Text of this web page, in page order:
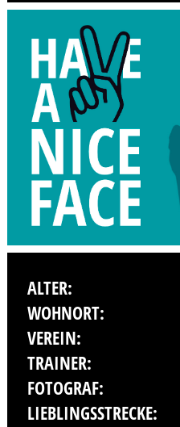
ALTER:
WOHNORT:
VEREIN:
TRAINER:
FOTOGRAF:
LIEBLINGSSTRECKE: